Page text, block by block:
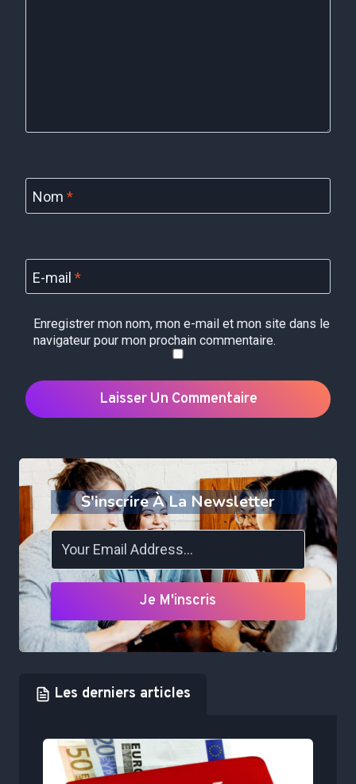
Nom *
E-mail *
Enregistrer mon nom, mon e-mail et mon site dans le
navigateur pour mon prochain commentaire.
S'inscrire À La Newsletter
Je M'inscris
Les derniers articles